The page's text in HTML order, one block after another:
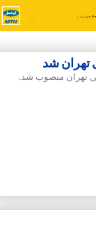
تهران شد
تهران منصوب شد.